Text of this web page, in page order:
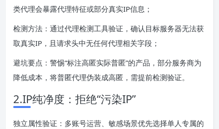
类代理会暴露代理特征或部分真实IP信息；
检测方法：通过代理检测工具验证，确认目标服务器无法获
取真实IP，且请求头中无任何代理相关字段；
避坑要点：警惕“标注高匿实际普匿”的产品，部分服务商为
降低成本，将普匿代理伪装成高匿，需提前检测验证。
2.IP纯净度：拒绝“污染IP”
独立属性验证：多账号运营、敏感场景优先选择单人专属的